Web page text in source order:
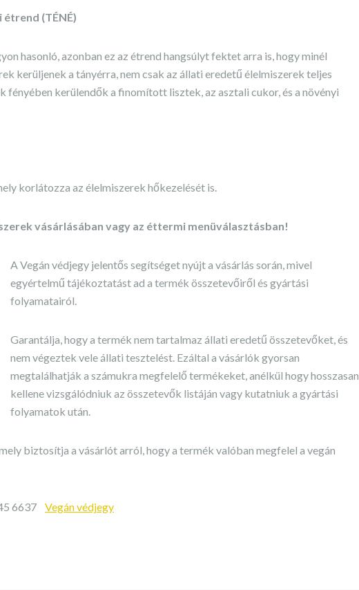
(TÉNÉ)
hasonló, azonban ez az étrend hangsúlyt fektet arra is, hogy minél
kerüljenek a tányérra, nem csak az állati eredetű élelmiszerek teljes
fényében kerülendők a finomított lisztek, az asztali cukor, és a növényi
korlátozza az élelmiszerek hőkezelését is.
vásárlásában vagy az éttermi menüválasztásban!
A Vegán védjegy jelentős segítséget nyújt a vásárlás során, mivel
egyértelmű tájékoztatást ad a termék összetevőiről és gyártási
folyamatairól.
Garantálja, hogy a termék nem tartalmaz állati eredetű összetevőket, és
nem végeztek vele állati tesztelést. Ezáltal a vásárlók gyorsan
megtalálhatják a számukra megfelelő termékeket, anélkül hogy hosszasan
kellene vizsgálódniuk az összetevők listáján vagy kutatniuk a gyártási
folyamatok után.
biztosítja a vásárlót arról, hogy a termék valóban megfelel a vegán
6637 Vegán védjegy